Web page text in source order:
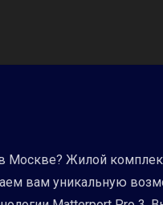
Жилой
вам уникальную